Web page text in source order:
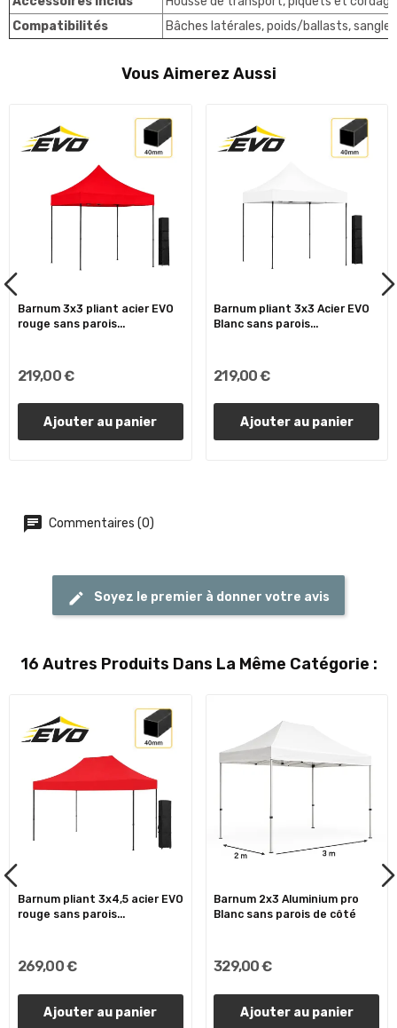
Compatibilités
Bâches latérales, poids/ballasts,
Vous Aimerez Aussi
Barnum 3x3 pliant acier EVO
rouge sans parois...
219,00 €
Ajouter au panier
Barnum pliant 3x3 Acier EVO
Blanc sans parois...
219,00 €
Ajouter au panier
Commentaires (0)
Soyez le premier à donner votre avis
16 Autres Produits Dans La Même Catégorie :
Barnum pliant 3x4,5 acier EVO
rouge sans parois...
269,00 €
Ajouter au panier
Barnum 2x3 Aluminium pro
Blanc sans parois de côté
329,00 €
Ajouter au panier